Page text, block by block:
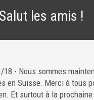
Salut les amis !
18 - Nous sommes
en Suisse. Merci à tous
Et surtout à la prochaine